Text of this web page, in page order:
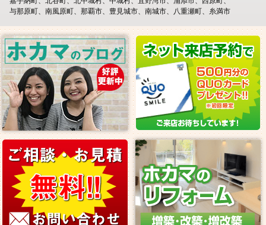
与那原町
南風原町 那覇市 豊見城市 南城市 八重瀬町 糸満市